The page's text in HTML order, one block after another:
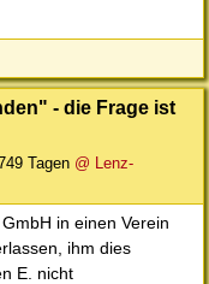
- die Frage ist
Tagen @ Lenz-
in einen Verein
ihm dies
E. nicht